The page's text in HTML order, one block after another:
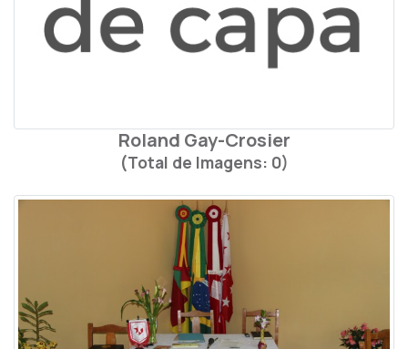
Roland Gay-Crosier
(Total de Imagens: 0)